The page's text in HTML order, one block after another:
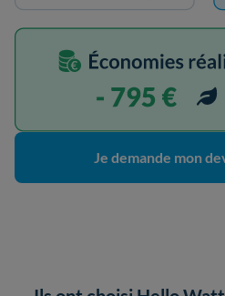
Je demande mon